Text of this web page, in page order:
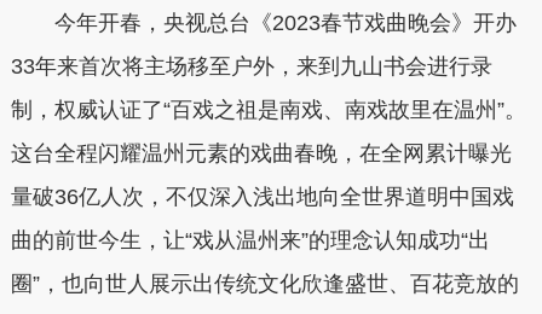
今年开春，央视总台《2023春节戏曲晚会》开办
33年来首次将主场移至户外，来到九山书会进行录
制，权威认证了“百戏之祖是南戏、南戏故里在温州”。
这台全程闪耀温州元素的戏曲春晚，在全网累计曝光
量破36亿人次，不仅深入浅出地向全世界道明中国戏
曲的前世今生，让“戏从温州来”的理念认知成功“出
圈”，也向世人展示出传统文化欣逢盛世、百花竞放的